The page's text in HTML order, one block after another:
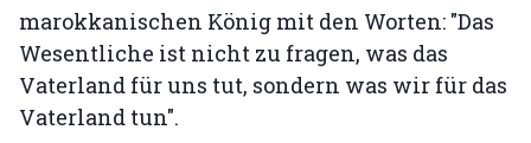
marokkanischen König mit den Worten: "Das
Wesentliche ist nicht zu fragen, was das
Vaterland für uns tut, sondern was wir für das
Vaterland tun".